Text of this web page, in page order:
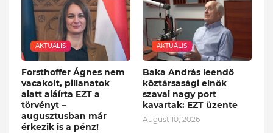
AKTUÁLIS
Forsthoffer Ágnes nem
vacakolt, pillanatok
alatt aláírta EZT a
törvényt –
augusztusban már
érkezik is a pénz!
AKTUÁLIS
Baka András leendő
köztársasági elnök
szavai nagy port
kavartak: EZT üzente
August 10, 2026